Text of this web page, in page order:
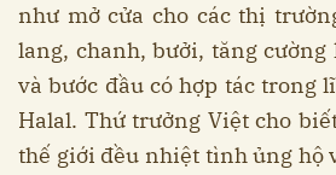
như mở cửa cho các thị
lang, chanh, bưởi, tăng cường
và bước đầu có hợp tác trong
Halal. Thứ trưởng Việt cho
thế giới đều nhiệt tình ủng hộ